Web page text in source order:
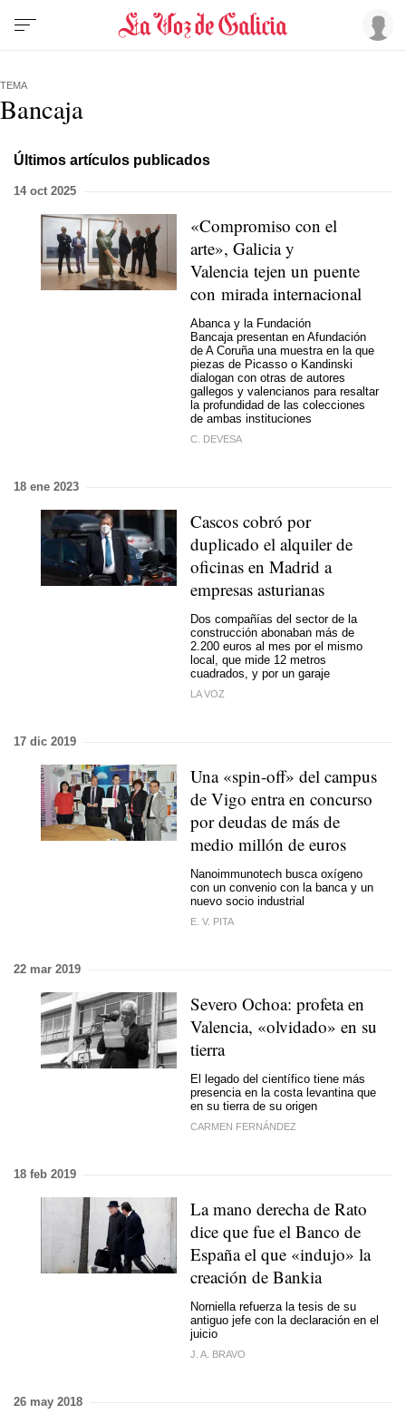
TEMA
Bancaja
Últimos artículos publicados
14 oct 2025
«Compromiso con el
arte», Galicia y
Valencia tejen un puente
con mirada internacional
Abanca y la Fundación
Bancaja presentan en Afundación
de A Coruña una muestra en la que
piezas de Picasso o Kandinski
dialogan con otras de autores
gallegos y valencianos para resaltar
la profundidad de las colecciones
de ambas instituciones
C. DEVESA
18 ene 2023
Cascos cobró por
duplicado el alquiler de
oficinas en Madrid a
empresas asturianas
Dos compañías del sector de la
construcción abonaban más de
2.200 euros al mes por el mismo
local, que mide 12 metros
cuadrados, y por un garaje
LA VOZ
17 dic 2019
Una «spin-off» del campus
de Vigo entra en concurso
por deudas de más de
medio millón de euros
Nanoimmunotech busca oxígeno
con un convenio con la banca y un
nuevo socio industrial
E. V. PITA
22 mar 2019
Severo Ochoa: profeta en
Valencia, «olvidado» en su
tierra
El legado del científico tiene más
presencia en la costa levantina que
en su tierra de su origen
CARMEN FERNÁNDEZ
18 feb 2019
La mano derecha de Rato
dice que fue el Banco de
España el que «indujo» la
creación de Bankia
Norniella refuerza la tesis de su
antiguo jefe con la declaración en el
juicio
J. A. BRAVO
26 may 2018